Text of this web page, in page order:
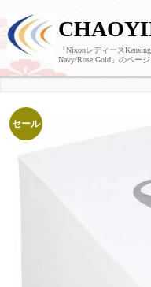
「Nixonレディース
Navy/Rose Gold」のページ
セール